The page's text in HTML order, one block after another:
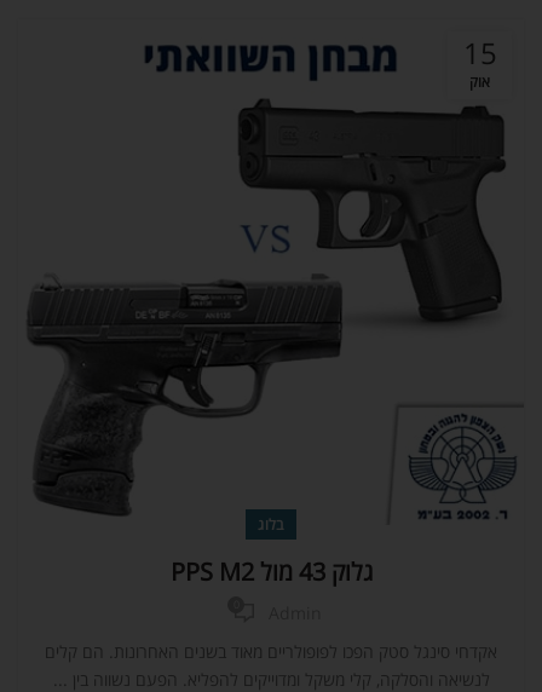
15
אוק
בלוג
גלוק 43 מול PPS M2
אקדחי סינגל סטק הפכו לפופולריים מאוד בשנים האחרונות. הם קלים
לנשיאה והסלקה, קלי משקל ומדוייקים להפליא. הפעם נשווה בין ...